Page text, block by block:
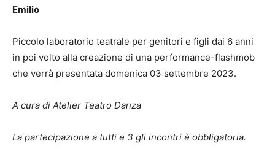
Emilio
Piccolo laboratorio teatrale per genitori e figli dai 6 anni
in poi volto alla creazione di una performance-flashmob
che verrà presentata domenica 03 settembre 2023.
A cura di Atelier Teatro Danza
La partecipazione a tutti e 3 gli incontri è obbligatoria.